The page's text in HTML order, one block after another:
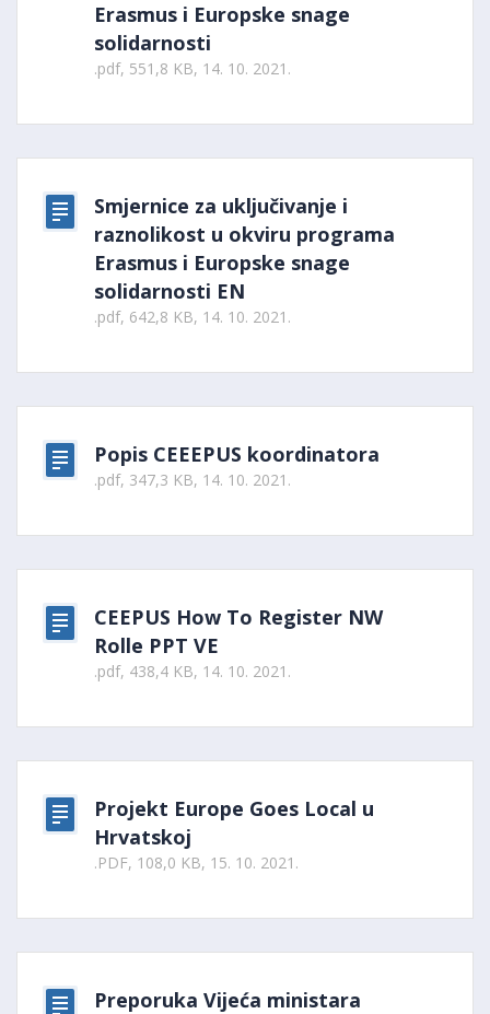
Erasmus i Europske snage
solidarnosti
.pdf, 551,8 KB, 14. 10. 2021.
Smjernice za uključivanje i
raznolikost u okviru programa
Erasmus i Europske snage
solidarnosti EN
.pdf, 642,8 KB, 14. 10. 2021.
Popis CEEEPUS koordinatora
.pdf, 347,3 KB, 14. 10. 2021.
CEEPUS How To Register NW
Rolle PPT VE
.pdf, 438,4 KB, 14. 10. 2021.
Projekt Europe Goes Local u
Hrvatskoj
.PDF, 108,0 KB, 15. 10. 2021.
Preporuka Vijeća ministara